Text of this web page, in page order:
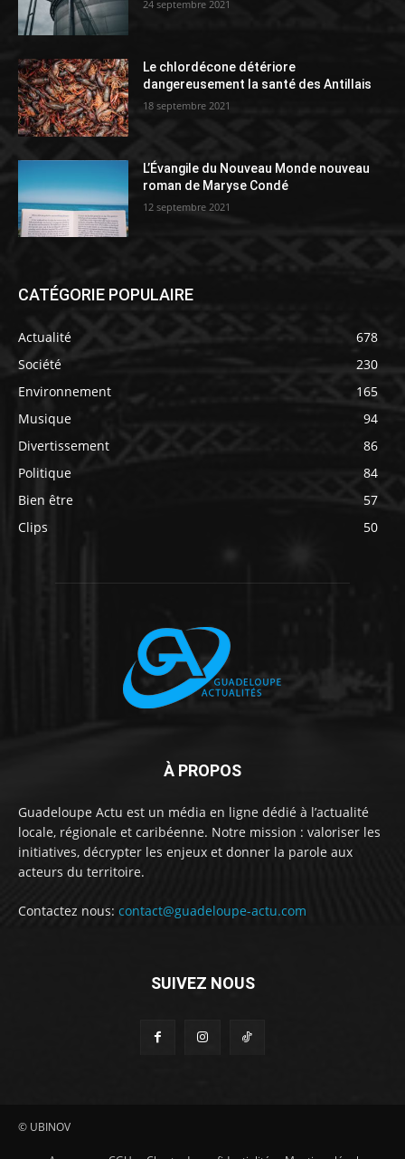
24 septembre 2021
Le chlordécone détériore
dangereusement la santé des Antillais
18 septembre 2021
L’Évangile du Nouveau Monde nouveau
roman de Maryse Condé
12 septembre 2021
CATÉGORIE POPULAIRE
Actualité
678
Société
230
Environnement
165
Musique
94
Divertissement
86
Politique
84
Bien être
57
Clips
50
À PROPOS
Guadeloupe Actu est un média en ligne dédié à l’actualité
locale, régionale et caribéenne. Notre mission : valoriser les
initiatives, décrypter les enjeux et donner la parole aux
acteurs du territoire.
Contactez nous: contact@guadeloupe-actu.com
SUIVEZ NOUS
© UBINOV